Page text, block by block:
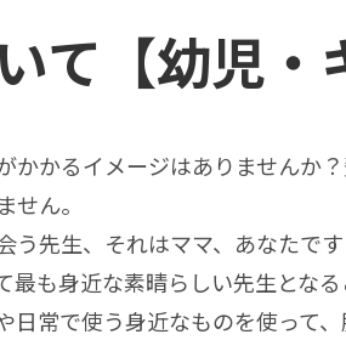
て【幼児・
かるイメージはありませんか
ん。
先生、それはママ、あなたで
も身近な素晴らしい先生とな
常で使う身近なものを使って